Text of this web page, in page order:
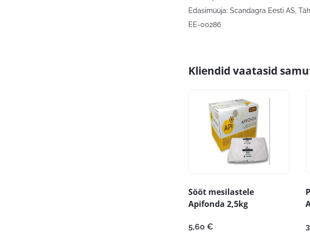
Edasimüüja: Scandagra Eesti AS,
EE-00286
Kliendid vaatasid
Sööt mesilastele
Apifonda 2,5kg
5,60 €